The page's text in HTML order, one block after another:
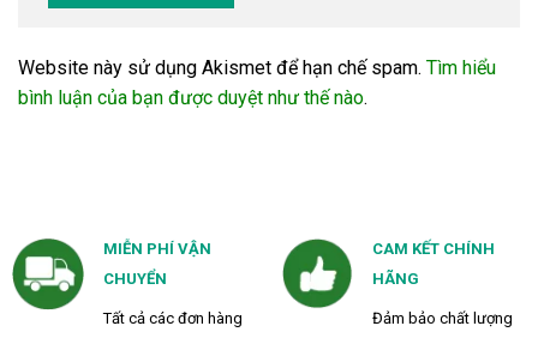
Website này sử dụng Akismet để hạn chế spam. Tìm hiểu
bình luận của bạn được duyệt như thế nào.
MIỄN PHÍ VẬN
CHUYỂN
Tất cả các đơn hàng
CAM KẾT CHÍNH
HÃNG
Đảm bảo chất lượng